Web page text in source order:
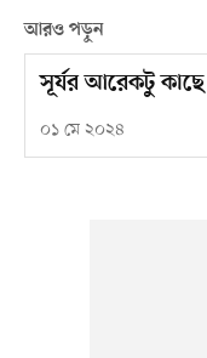
আরও পড়ুন
সূর্যর আরেকটু
০১ মে ২০২৪